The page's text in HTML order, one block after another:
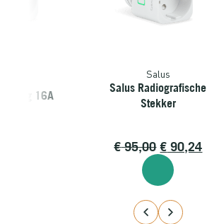
Plug 16A
Salus
Salus Radiografische
Stekker
€95,00 € 90,24